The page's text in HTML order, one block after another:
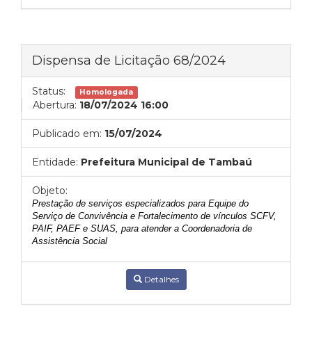
Dispensa de Licitação 68/2024
Status: Homologada
Abertura: 18/07/2024 16:00
Publicado em: 15/07/2024
Entidade: Prefeitura Municipal de Tambaú
Objeto:
Prestação de serviços especializados para Equipe do
Serviço de Convivência e Fortalecimento de vínculos SCFV,
PAIF, PAEF e SUAS, para atender a Coordenadoria de
Assistência Social
Detalhes